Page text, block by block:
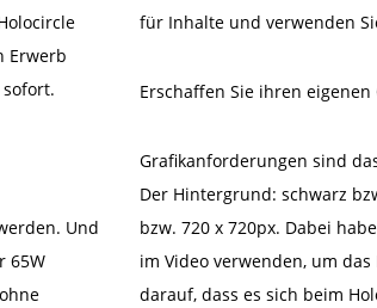
Erwerb
Und
65W
für Inhalte und verwenden
Erschaffen Sie ihren
Grafikanforderungen sind
Der Hintergrund: schwarz
bzw. 720 x 720px. Dabei
im Video verwenden, um
darauf, dass es sich beim